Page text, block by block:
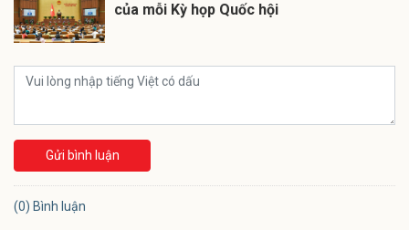
của mỗi Kỳ họp Quốc hội
Gửi bình luận
(0) Bình luận